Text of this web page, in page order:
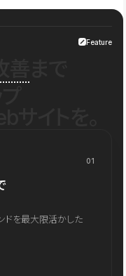
Feature
01
ドを最大限活かした